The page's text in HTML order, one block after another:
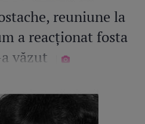
reuniune la
a reacționat fosta
văzut